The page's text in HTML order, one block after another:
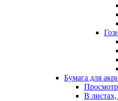
Бумага для
В листах,